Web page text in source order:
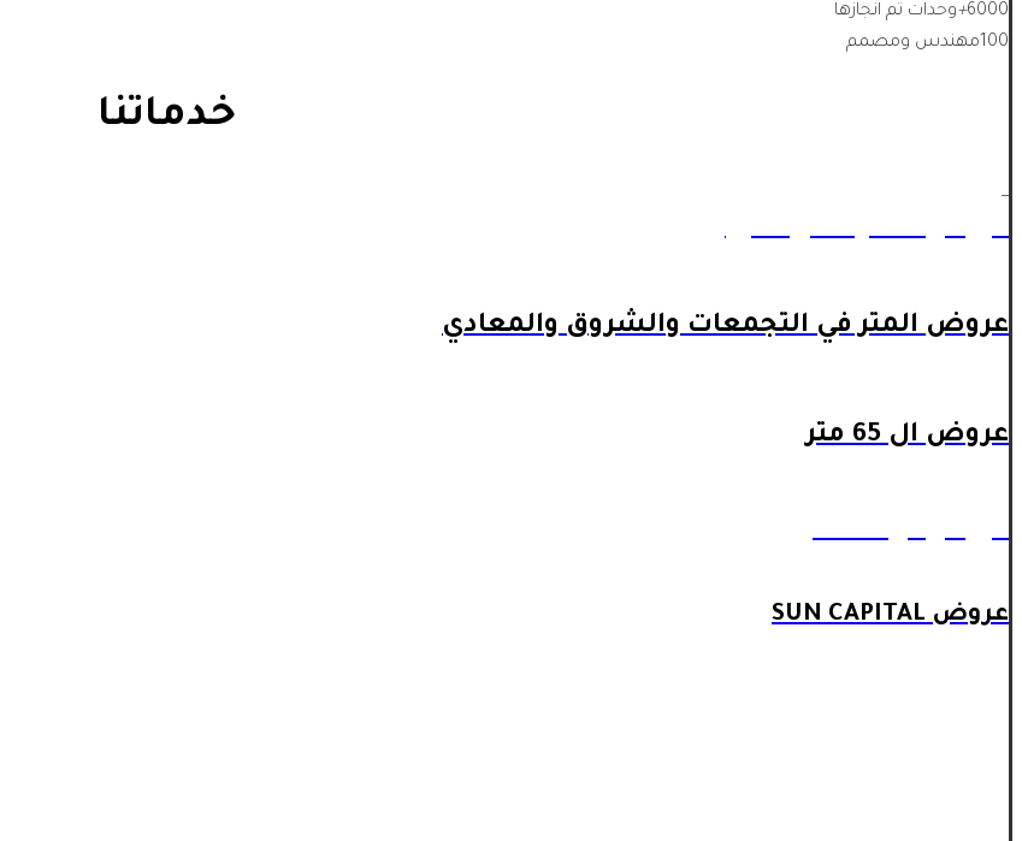
6000
+وحدات تم انجازها
100 مهندس ومصمم
خدماتنا
_
عروض المتر داخل اكتوبر
عروض المتر في التجمعات والشروق والمعادي
عروض ال 65 متر
عروض ال 90 متر
عروض SUN CAPITAL